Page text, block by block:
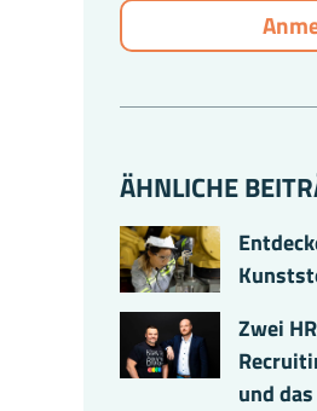
ÄHNLICHE
Zwei
und